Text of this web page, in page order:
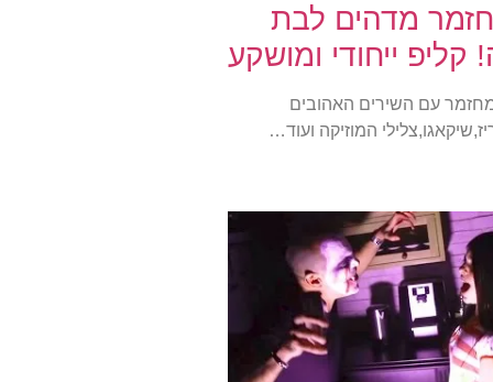
מדהים לבת
קליפ ייחודי ומושקע
עם השירים האהובים
המוזיקה ועוד…